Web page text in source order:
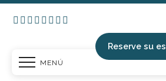
MENÚ
Reserve su